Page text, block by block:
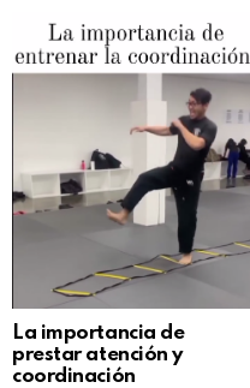
La importancia de
prestar atención y
coordinación